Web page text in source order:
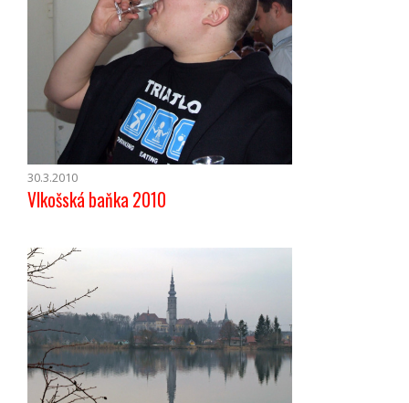
30.3.2010
Vlkošská baňka 2010